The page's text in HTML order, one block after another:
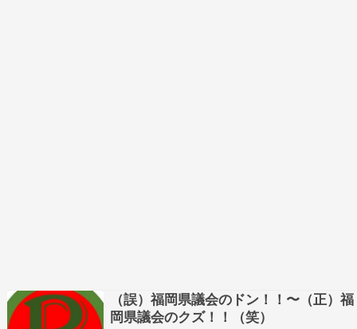
（誤）福岡県議会のドン！！〜（正）福
岡県議会のクズ！！（笑）